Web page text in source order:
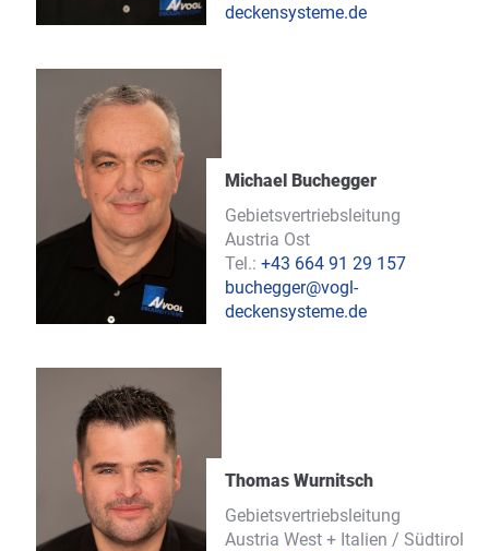
deckensysteme.de
Michael Buchegger
Gebietsvertriebsleitung
Austria Ost
Tel.:+43 664 91 29 157
buchegger@vogl-
deckensysteme.de
Thomas Wurnitsch
Gebietsvertriebsleitung
Austria West + Italien / Südtirol